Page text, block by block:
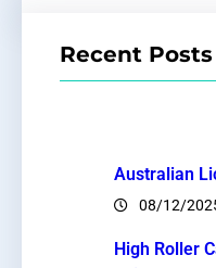
Recent Posts
Australian
08/12/
High Roller